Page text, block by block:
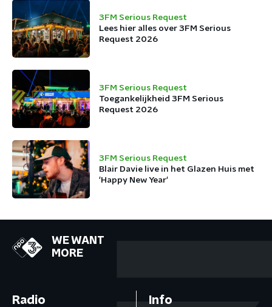
Spieren
3FM Serious Request
Lees hier alles over 3FM Serious
Request 2026
3FM Serious Request
Toegankelijkheid 3FM Serious
Request 2026
3FM Serious Request
Blair Davie live in het Glazen Huis met
'Happy New Year'
WE WANT
MORE
Radio Info